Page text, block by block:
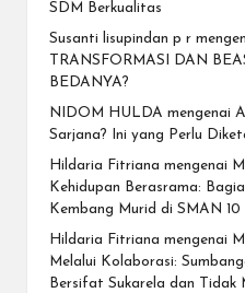
SDM Berkualitas
Susanti lisupindan p r
TRANSFORMASI DAN
BEDANYA?
NIDOM HULDA mengenai
Sarjana? Ini yang Perlu
Hildaria Fitriana mengenai
Kehidupan Berasrama:
Kembang Murid di SMAN 10
Hildaria Fitriana mengenai
Melalui Kolaborasi:
Bersifat Sukarela dan Tidak